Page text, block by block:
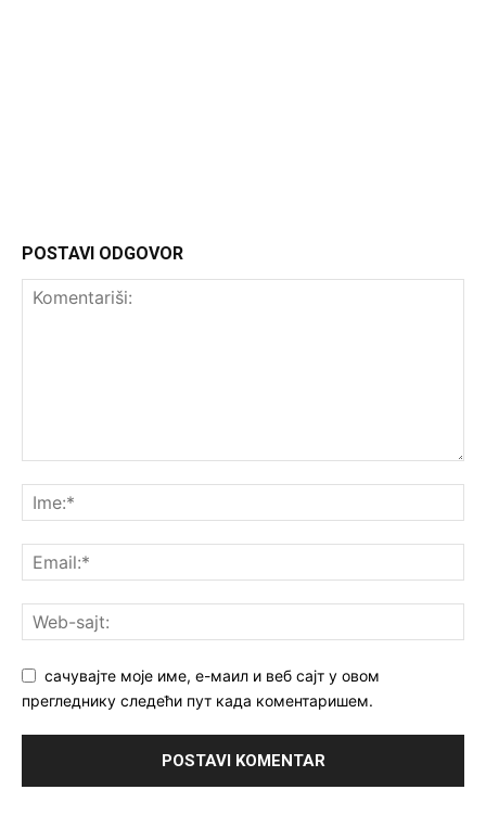
POSTAVI ODGOVOR
сачувајте моје име, е-маил и веб сајт у овом
прегледнику следећи пут када коментаришем.